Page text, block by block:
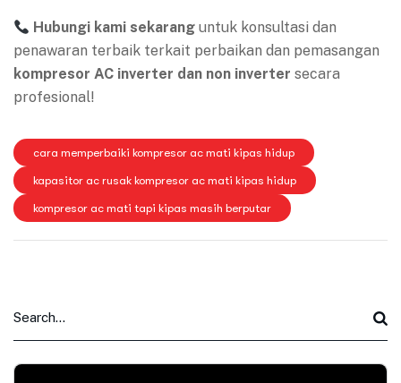
Hubungi kami sekarang untuk konsultasi dan
penawaran terbaik terkait perbaikan dan pemasangan
kompresor AC inverter dan non inverter secara
profesional!
cara memperbaiki kompresor ac mati kipas hidup
kapasitor ac rusak kompresor ac mati kipas hidup
kompresor ac mati tapi kipas masih berputar